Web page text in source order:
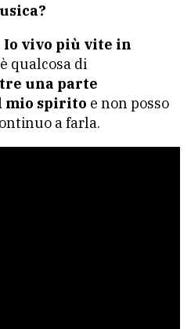
Io vivo più vite in
qualcosa di
una parte
mio spirito e non posso
a farla.